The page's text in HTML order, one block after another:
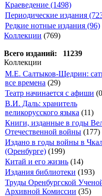
Краеведение (1498)
Периодические издания
Редкие нотные издания (96)
Коллекции (769)
Всего изданий: 11239
Коллекции
М.Е. Салтыков-Щедрин:
все времена (29)
Театр начинается с афиши
В.И. Даль: хранитель
великорусского языка (11)
Книги, изданные в годы
Отечественной войны (177)
Издано в годы войны в
(Оренбурге) (199)
Китай и его жизнь (14)
Издания библиотеки (193)
Труды Оренбургской
Архивной Комиссии (35)